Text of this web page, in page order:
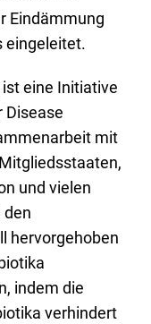
Eindämmung
eingeleitet.
eine Initiative
Disease
mit
und vielen
den
hervorgehoben
indem die
verhindert